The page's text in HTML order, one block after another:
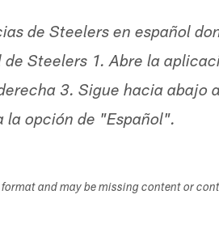
de Steelers en español
Steelers 1. Abre la
3. Sigue hacia abajo
opción de "Español".
and may be missing content or